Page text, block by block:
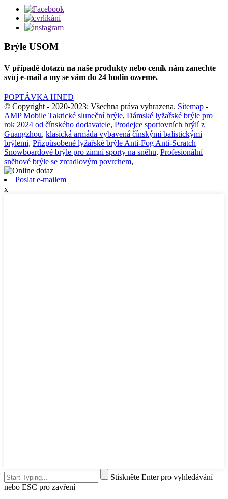
Brýle USOM
V případě dotazů na naše produkty nebo ceník nám zanechte
svůj e-mail a my se vám do 24 hodin ozveme.
POPTÁVKA HNED
© Copyright - 2020-2023: Všechna práva vyhrazena. Sitemap -
AMP Mobile Taktické sluneční brýle, Dámské lyžařské brýle pro
rok 2024 od čínského dodavatele, Prodejce sportovních brýlí z
Guangzhou, klasická armáda vybavená čínskými balistickými
brýlemi, Přizpůsobené lyžařské brýle Anti-Fog Anti-Scratch
Snowboardové brýle pro zimní sporty na sněhu, Profesionální
sněhové brýle se zrcadlovým povrchem,
Poslat e-mailem
x
Stiskněte Enter pro vyhledávání
nebo ESC pro zavření